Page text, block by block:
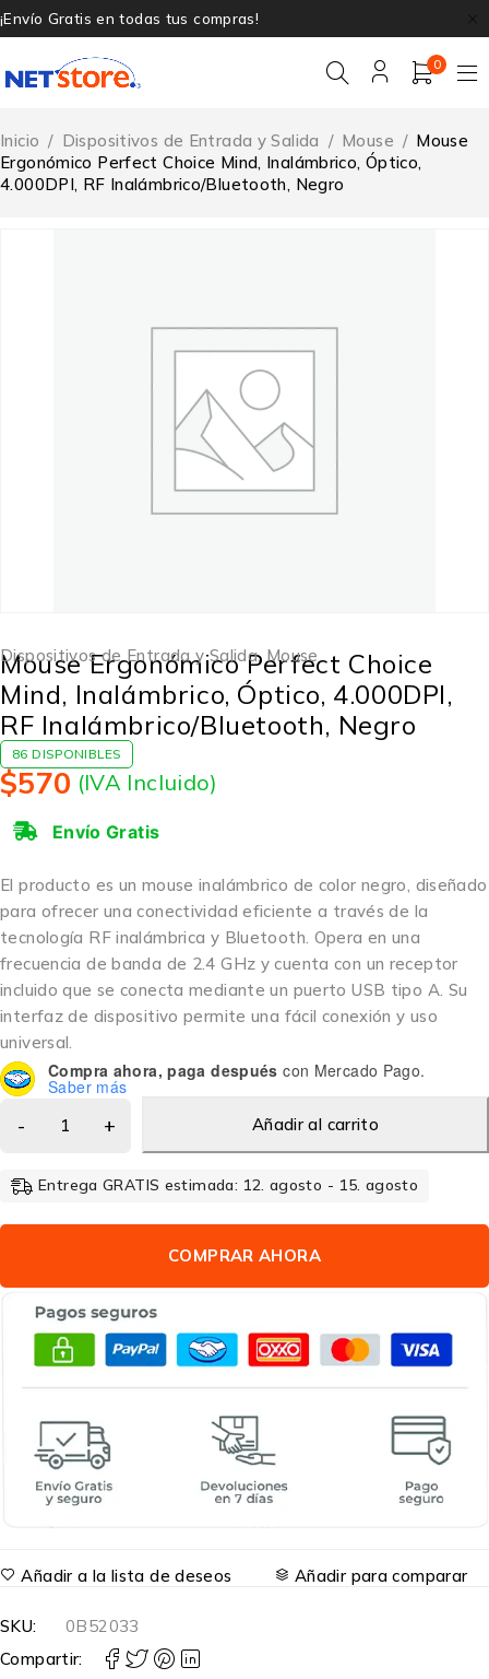
¡Envío Gratis en todas tus compras!
0
Inicio / Dispositivos de Entrada y Salida / Mouse / Mouse
Ergonómico Perfect Choice Mind, Inalámbrico, Óptico,
4.000DPI, RF Inalámbrico/Bluetooth, Negro
Dispositivos de Entrada y Salida, Mouse
Mouse Ergonómico Perfect Choice
Mind, Inalámbrico, Óptico, 4.000DPI,
RF Inalámbrico/Bluetooth, Negro
86 DISPONIBLES
$570 (IVA Incluido)
Envío Gratis
El producto es un mouse inalámbrico de color negro, diseñado
para ofrecer una conectividad eficiente a través de la
tecnología RF inalámbrica y Bluetooth. Opera en una
frecuencia de banda de 2.4 GHz y cuenta con un receptor
incluido que se conecta mediante un puerto USB tipo A. Su
interfaz de dispositivo permite una fácil conexión y uso
universal.
Compra ahora, paga después con Mercado Pago.
Saber más
Añadir al carrito
Entrega GRATIS estimada: 12. agosto - 15. agosto
COMPRAR AHORA
Añadir a la lista de deseos Añadir para comparar
SKU:
0B52033
Compartir: